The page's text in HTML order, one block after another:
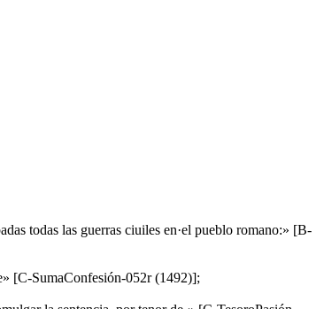
todas las guerras ciuiles en·el pueblo romano:» [B-
[C-SumaConfesión-052r (1492)];